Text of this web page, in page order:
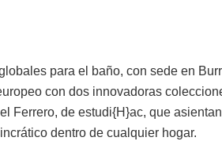
para el baño, con sede en
con dos innovadoras
Ferrero, de estudi{H}ac, que
dentro de cualquier hogar.